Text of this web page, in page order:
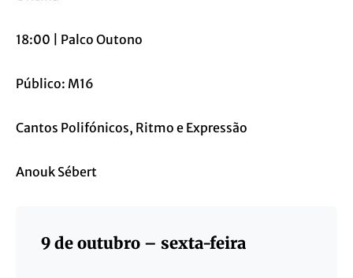
18:00 | Palco Outono
Público: M16
Cantos Polifónicos, Ritmo e Expressão
Anouk Sébert
9 de outubro – sexta-feira